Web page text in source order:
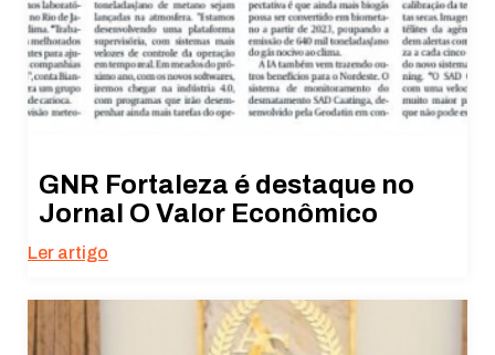
GNR Fortaleza é destaque no
Jornal O Valor Econômico
Ler artigo